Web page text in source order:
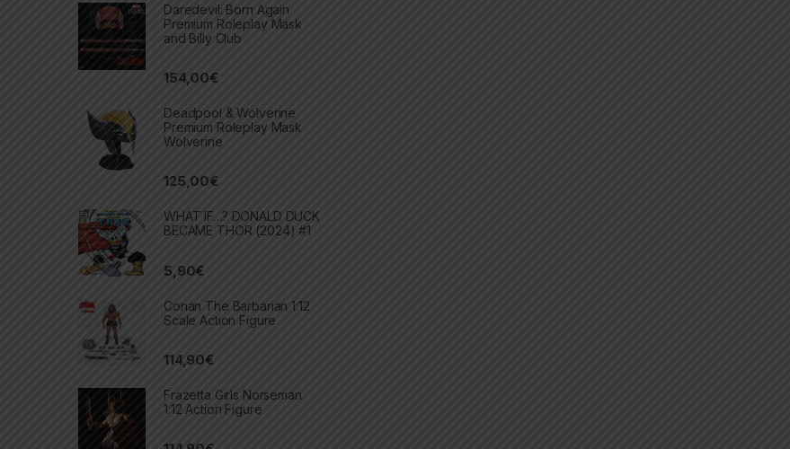
Daredevil: Born Again
Premium Roleplay Mask
and Billy Club
154,00€
Deadpool & Wolverine
Premium Roleplay Mask
Wolverine
125,00€
WHAT IF…? DONALD DUCK
BECAME THOR (2024) #1
5,90€
Conan The Barbarian 1:12
Scale Action Figure
114,90€
Frazetta Girls Norseman
1:12 Action Figure